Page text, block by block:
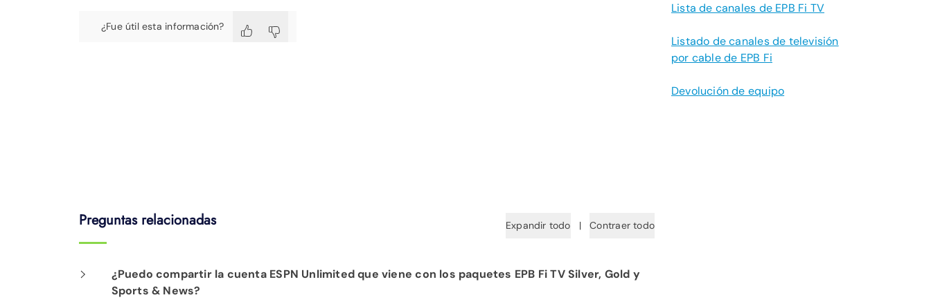
¿Fue útil esta información?
Lista de canales de EPB Fi TV
Listado de canales de televisión
por cable de EPB Fi
Devolución de equipo
Preguntas relacionadas Expandir todo | Contraer todo
¿Puedo compartir la cuenta ESPN Unlimited que viene con los paquetes EPB Fi TV Silver, Gold y
Sports & News?